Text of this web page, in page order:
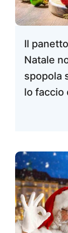
Il
Natale
spopola
lo faccio